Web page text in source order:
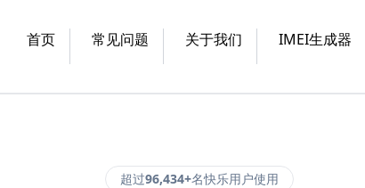
首页 常见问题 关于我们 IMEI生成器
超过96,434+名快乐用户使用